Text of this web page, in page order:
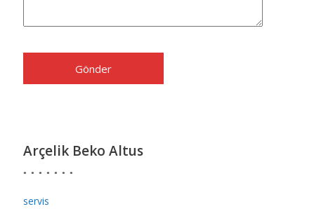
Arçelik Beko Altus
servis